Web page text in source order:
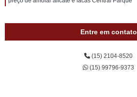
Entre em contato
(15) 2104-8520
(15) 99796-9373